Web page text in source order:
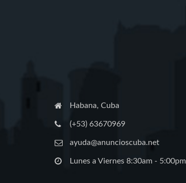
Habana, Cuba
(+53) 63670969
ayuda@anuncioscuba.net
Lunes a Viernes 8:30am - 5:00pm